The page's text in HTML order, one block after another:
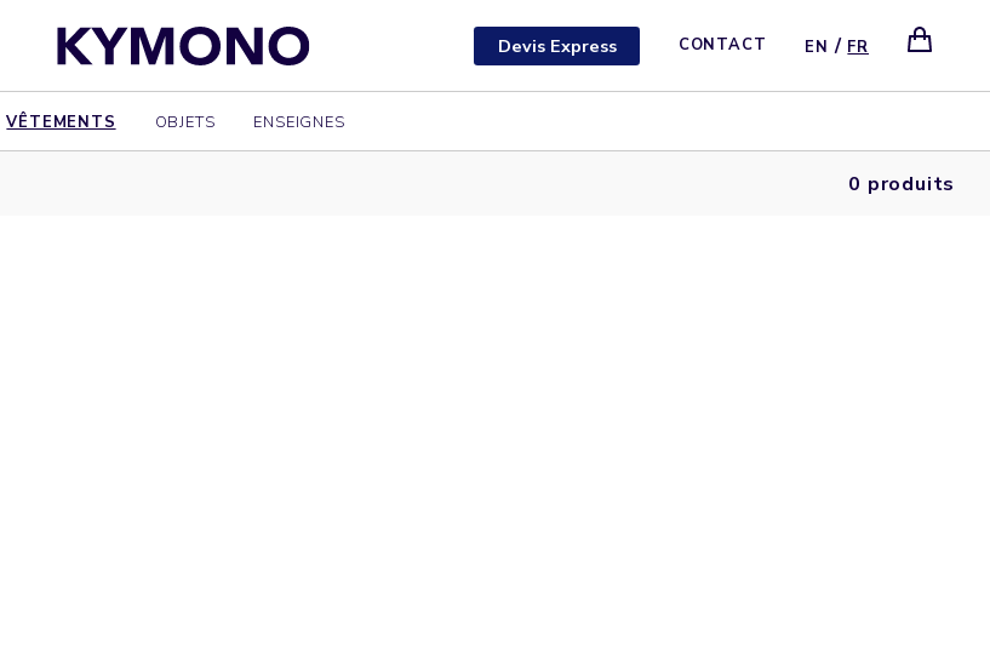
Devis Express CONTACT EN / FR
VÊTEMENTS OBJETS ENSEIGNES
0 produits